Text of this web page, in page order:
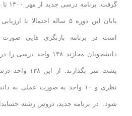
پایان این دوره ۵ ساله احتمالا
است در برنامه بازنگری هایی صورت
نظری و ۱۰ واحد به صورت عملی